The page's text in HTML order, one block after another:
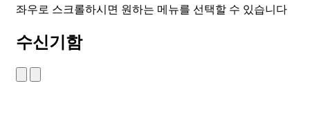
좌우로 스크롤하시면 원하는 메뉴를 선택할 수 있습니다
수신기함